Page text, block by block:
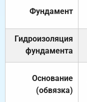
Фундамент
Гидроизоляция
фундамента
Основание
(обвязка)